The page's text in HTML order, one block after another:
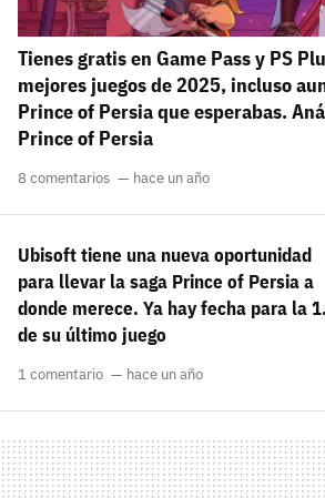
Tienes gratis en Game Pass y PS
mejores juegos de 2025, incluso
Prince of Persia que esperabas.
Prince of Persia
8 comentarios hace un año
Ubisoft tiene una nueva oportunidad
para llevar la saga Prince of Persia a
donde merece. Ya hay fecha para la
de su último juego
1 comentario hace un año